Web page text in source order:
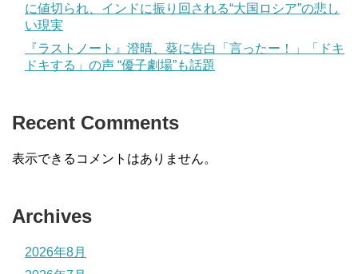
に値切られ、インドに振り回される“大国ロシア”の悲し
い現実
『ラストノート』澄晴、葵に告白「言ったー！」「ドキ
ドキする」の声 “優子劇場”も話題
Recent Comments
表示できるコメントはありません。
Archives
2026年8月